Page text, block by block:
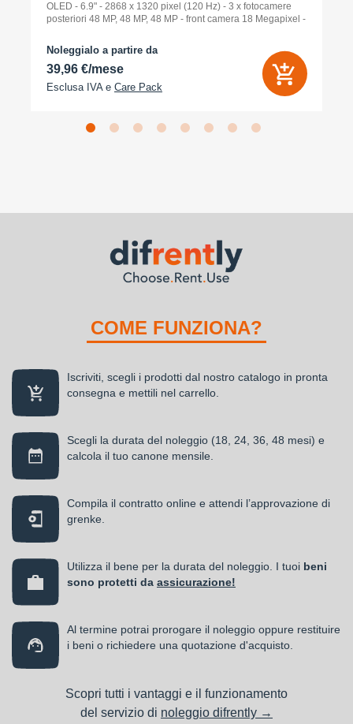
OLED - 6.9" - 2868 x 1320 pixel (120 Hz) - 3 x fotocamere
posteriori 48 MP, 48 MP, 48 MP - front camera 18 Megapixel -
Noleggialo a partire da
39,96 €/mese
Esclusa IVA e Care Pack
COME FUNZIONA?
Iscriviti, scegli i prodotti dal nostro catalogo in pronta
consegna e mettili nel carrello.
Scegli la durata del noleggio (18, 24, 36, 48 mesi) e
calcola il tuo canone mensile.
Compila il contratto online e attendi l’approvazione di
grenke.
Utilizza il bene per la durata del noleggio. I tuoi beni
sono protetti da assicurazione!
Al termine potrai prorogare il noleggio oppure restituire
i beni o richiedere una quotazione d'acquisto.
Scopri tutti i vantaggi e il funzionamento
del servizio di noleggio difrently →